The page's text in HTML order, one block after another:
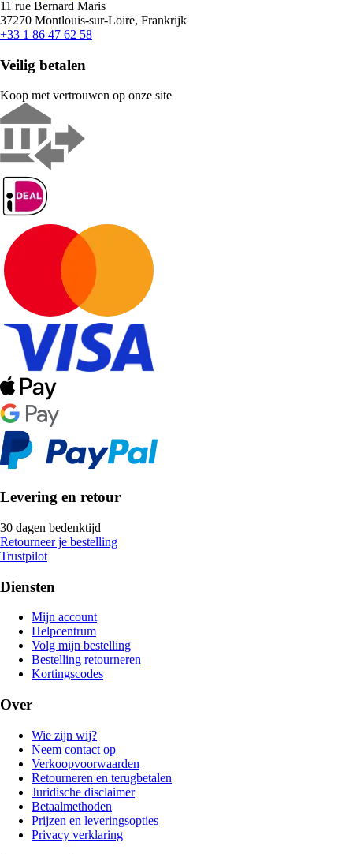
11 rue Bernard Maris
37270 Montlouis-sur-Loire, Frankrijk
+33 1 86 47 62 58
Veilig betalen
Koop met vertrouwen op onze site
Levering en retour
30 dagen bedenktijd
Retourneer je bestelling
Trustpilot
Diensten
Mijn account
Helpcentrum
Volg mijn bestelling
Bestelling retourneren
Kortingscodes
Over
Wie zijn wij?
Neem contact op
Verkoopvoorwaarden
Retourneren en terugbetalen
Juridische disclaimer
Betaalmethoden
Prijzen en leveringsopties
Privacy verklaring